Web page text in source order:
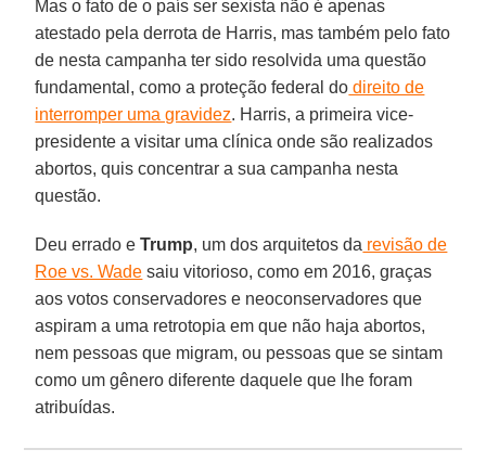
Mas o fato de o país ser sexista não é apenas
atestado pela derrota de Harris, mas também pelo fato
de nesta campanha ter sido resolvida uma questão
fundamental, como a proteção federal do direito de
interromper uma gravidez. Harris, a primeira vice-
presidente a visitar uma clínica onde são realizados
abortos, quis concentrar a sua campanha nesta
questão.
Deu errado eTrump, um dos arquitetos da revisão de
Roe vs. Wade saiu vitorioso, como em 2016, graças
aos votos conservadores e neoconservadores que
aspiram a uma retrotopia em que não haja abortos,
nem pessoas que migram, ou pessoas que se sintam
como um gênero diferente daquele que lhe foram
atribuídas.